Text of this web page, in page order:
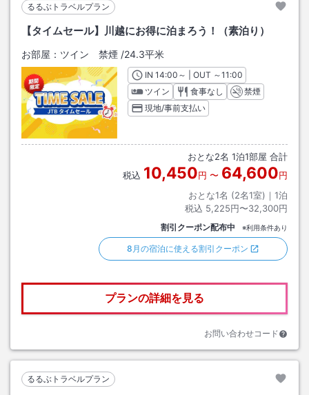
るるぶトラベルプラン
【タイムセール】川越にお得に泊まろう！（素泊り）
お部屋： ツイン 禁煙 /24.3平米
INチェックイン
14:00 ～ | OUT チェックアウト
～11:00
ツイン
食事なし
禁煙
現地/事前支払い
おとな2名 1泊1部屋 合計
税込 10,450円 〜 64,600円
おとな1名 (2名1室)｜ 1泊
税込 5,225円〜32,300円
割引クーポン配布中 ※利用条件あり
8月の宿泊に使える割引クーポン
プランの詳細を見る
お問い合わせコード
るるぶトラベルプラン